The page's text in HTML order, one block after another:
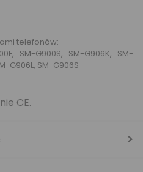
telefonów:
SM-G900S, SM-G906K, SM-
G906L, SM-G906S
CE.